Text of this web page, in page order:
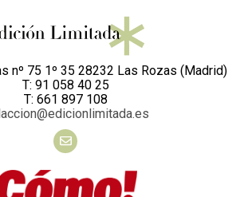
nº 75 1º 35 28232 Las Rozas (Madrid)
T: 91 058 40 25
T: 661 897 108